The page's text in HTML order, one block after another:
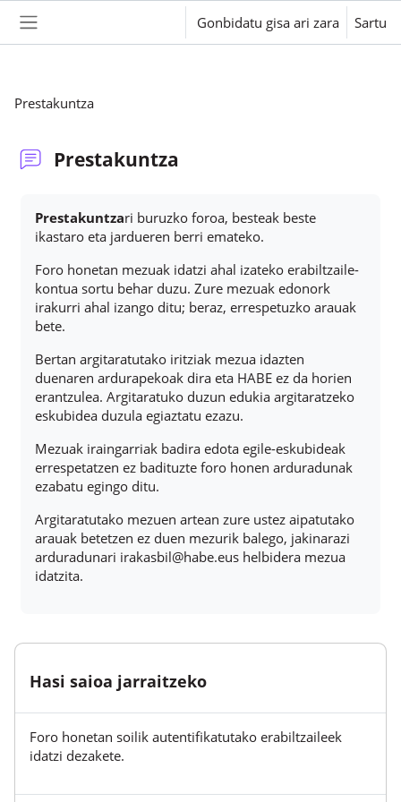
Alboko panela
Gonbidatu gisa ari zara Sartu
Prestakuntza
Prestakuntza
Prestakuntzari buruzko foroa, besteak beste
ikastaro eta jardueren berri emateko.
Foro honetan mezuak idatzi ahal izateko erabiltzaile-
kontua sortu behar duzu. Zure mezuak edonork
irakurri ahal izango ditu; beraz, errespetuzko arauak
bete.
Bertan argitaratutako iritziak mezua idazten
duenaren ardurapekoak dira eta HABE ez da horien
erantzulea. Argitaratuko duzun edukia argitaratzeko
eskubidea duzula egiaztatu ezazu.
Mezuak iraingarriak badira edota egile-eskubideak
errespetatzen ez badituzte foro honen arduradunak
ezabatu egingo ditu.
Argitaratutako mezuen artean zure ustez aipatutako
arauak betetzen ez duen mezurik balego, jakinarazi
arduradunari irakasbil@habe.eus helbidera mezua
idatzita.
Hasi saioa jarraitzeko
Foro honetan soilik autentifikatutako erabiltzaileek
idatzi dezakete.